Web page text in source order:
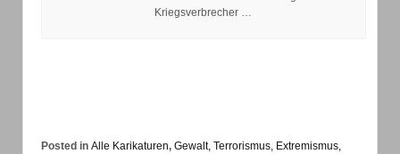
Kriegsverbrecher …
Posted in Alle Karikaturen, Gewalt, Terrorismus, Extremismus,